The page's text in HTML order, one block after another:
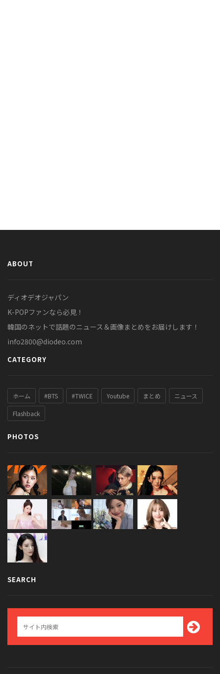
ABOUT
ディオデオジャパン
K-POPファンなら必見！
韓国のネットで話題のニュース＆画像まとめをお届けします！
info2800@diodeo.com
CATEGORY
ホーム #BTS #TWICE Youtube まとめ ニュース
Flashback
PHOTOS
SEARCH